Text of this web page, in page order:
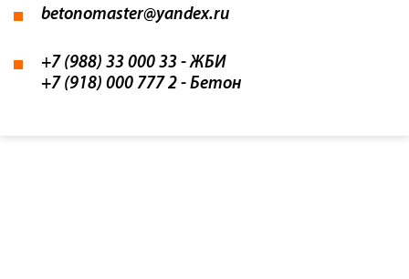
betonomaster@yandex.ru
+7 (988) 33 000 33 - ЖБИ
+7 (918) 000 777 2 - Бетон